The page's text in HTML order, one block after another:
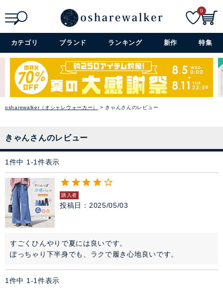
詳細検索+
0
カテゴリ ブランド ランキング 新作 特集
パーカー
スウェット
ベスト
スカート
ワンピース
ぺチコート
アウター
コーデセット・セットアイテム
バイヤーおすすめのセレクシ
シーズンのトレンドと着心地の
テムをラインナップ。
osharewalker（オシャレウォーカー） きゃんさんのレビュー
きゃんさんのレビュー
1 件中 1 -1 件表示
購入者
投稿日 2025/05/03
すごくひんやりで夏には良いです。
ぽっちゃり下半身でも、ラクで履き心地良いです。
1 件中 1 -1 件表示